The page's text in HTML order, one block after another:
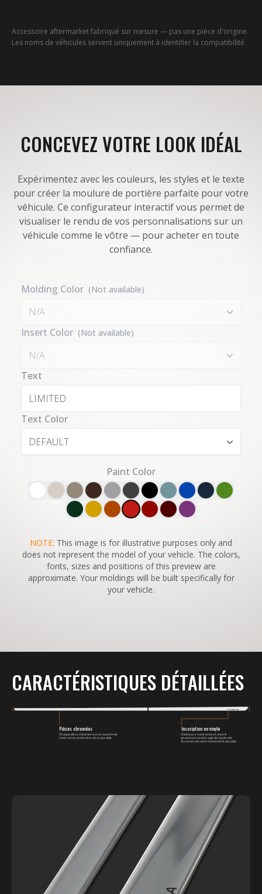
Accessoire aftermarket fabriqué sur mesure — pas une pièce d'origine.
Les noms de véhicules servent uniquement à identifier la compatibilité.
CONCEVEZ VOTRE LOOK IDÉAL
Expérimentez avec les couleurs, les styles et le texte
pour créer la moulure de portière parfaite pour votre
véhicule. Ce configurateur interactif vous permet de
visualiser le rendu de vos personnalisations sur un
véhicule comme le vôtre — pour acheter en toute
confiance.
Molding Color (Not available)
N/A
Insert Color (Not available)
N/A
Text
Text Color
DEFAULT
Paint Color
SWITCH TO
45°VIEW
NOTE: This image is for illustrative purposes only and
does not represent the model of your vehicle. The colors,
fonts, sizes and positions of this preview are
approximate. Your moldings will be built specifically for
your vehicle.
CARACTÉRISTIQUES DÉTAILLÉES
Inscription en vinyle
Choisissez votre texte et nous le
graverons en lettrage de vinyle noir
recouvert de notre revêtement durable.
Pièces chromées
Chaque pièce chromée est recouverte de
notre vernis protecteur ultra-durable.